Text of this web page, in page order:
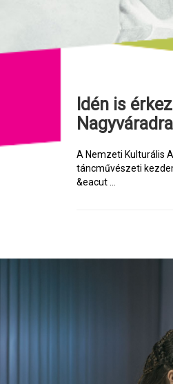
Nagyváradra
A Nemzeti Kulturális
táncművészeti
&eacut ...